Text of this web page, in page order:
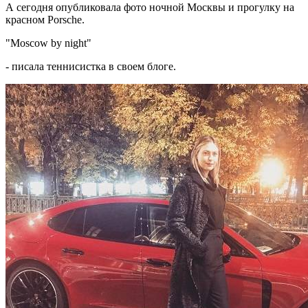
А сегодня опубликовала фото ночной Москвы и прогулку на
красном Porsche.
"Moscow by night"
- писала теннисистка в своем блоге.